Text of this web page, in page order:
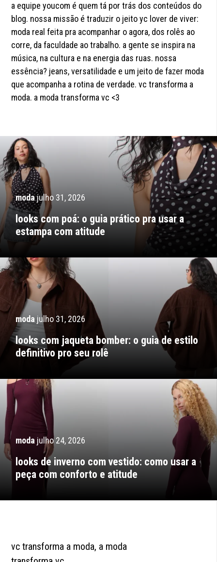
a equipe youcom é quem tá por trás dos conteúdos do
blog. nossa missão é traduzir o jeito yc lover de viver:
moda real feita pra acompanhar o agora, dos rolês ao
corre, da faculdade ao trabalho. a gente se inspira na
música, na cultura e na energia das ruas. nossa
essência? jeans, versatilidade e um jeito de fazer moda
que acompanha a rotina de verdade. vc transforma a
moda. a moda transforma vc <3
modajulho 31, 2026
looks com poá: o guia prático pra usar a
estampa com atitude
moda julho 31, 2026
looks com jaqueta bomber: o guia de estilo
definitivo pro seu rolê
moda julho 24, 2026
looks de inverno com vestido: como usar a
peça com conforto e atitude
vc transforma a moda, a moda